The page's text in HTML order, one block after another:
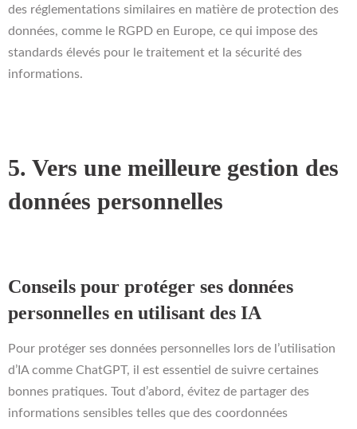
des réglementations similaires en matière de protection des
données, comme le RGPD en Europe, ce qui impose des
standards élevés pour le traitement et la sécurité des
informations.
5. Vers une meilleure gestion des
données personnelles
Conseils pour protéger ses données
personnelles en utilisant des IA
Pour protéger ses données personnelles lors de l’utilisation
d’IA comme ChatGPT, il est essentiel de suivre certaines
bonnes pratiques. Tout d’abord, évitez de partager des
informations sensibles telles que des coordonnées